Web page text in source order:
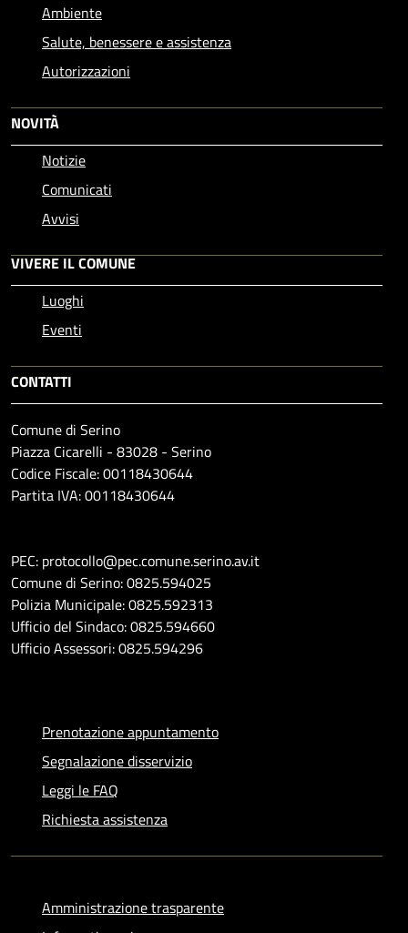
Ambiente
Salute, benessere e assistenza
Autorizzazioni
NOVITÀ
Notizie
Comunicati
Avvisi
VIVERE IL COMUNE
Luoghi
Eventi
CONTATTI
Comune di Serino
Piazza Cicarelli - 83028 - Serino
Codice Fiscale: 00118430644
Partita IVA: 00118430644
PEC: protocollo@pec.comune.serino.av.it
Comune di Serino: 0825.594025
Polizia Municipale: 0825.592313
Ufficio del Sindaco: 0825.594660
Ufficio Assessori: 0825.594296
Prenotazione appuntamento
Segnalazione disservizio
Leggi le FAQ
Richiesta assistenza
Amministrazione trasparente